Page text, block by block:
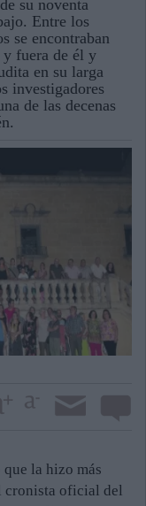
su noventa
Entre los
se encontraban
fuera de él y
en su larga
investigadores
de las decenas
la hizo más
cronista oficial del